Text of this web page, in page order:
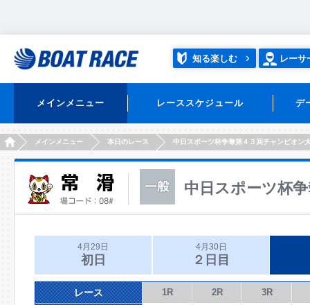
知る楽しむ レーサ
メインメニュー レーススケジュール デ
HOMEメインメニュー 本日のレース 中日スポーツ杯争奪第４３回チャンピオン
中日スポーツ杯
4月29日
初日
4月30日
２日目
レース 1R 2R 3R